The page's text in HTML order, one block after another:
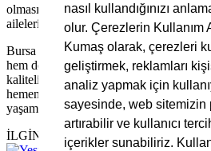
nasıl kullandığınızı
olur. Çerezlerin Kullanım
Kumaş olarak, çerezleri
geliştirmek, reklamları
analiz yapmak için
sayesinde, web sitemizin
artırabilir ve kullanıcı
içerikler sunabiliriz.
olması sayesinde sağlığa zararlı hiçbir
ailelerin güvenle tercih etmesini sağlar.
Bursa Kumaş olarak, Pembe Çizgili
hem de perakende satış seçeneğiyle
kaliteli yapısıyla her projeye değer
hemen bizimle iletişime geçebilirsiniz.
yaşamak için Pembe Çizgili Müslin
İLGİNİZİ ÇEKEBİLECEK DİĞER